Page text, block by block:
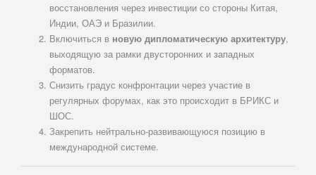
восстановления через инвестиции со стороны Китая,
Индии, ОАЭ и Бразилии.
Включиться в новую дипломатическую архитектуру,
выходящую за рамки двусторонних и западных
форматов.
Снизить градус конфронтации через участие в
регулярных форумах, как это происходит в БРИКС и
ШОС.
Закрепить нейтрально-развивающуюся позицию в
международной системе.